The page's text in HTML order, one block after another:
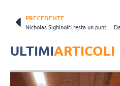
PRECEDENTE
ULTIMIARTICOLI